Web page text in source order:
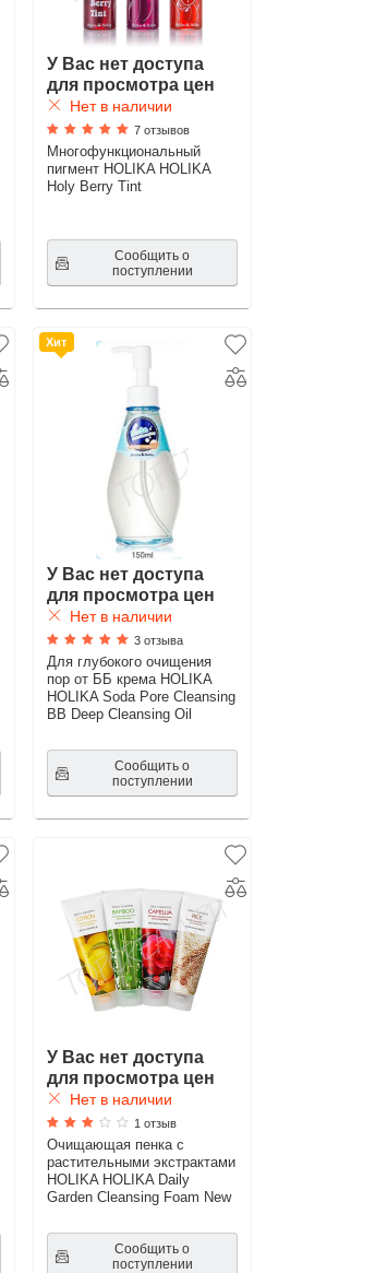
У Вас нет доступа
для просмотра цен
Нет в наличии
7 отзывов
Многофункциональный
пигмент HOLIKA HOLIKA
Holy Berry Tint
Сообщить о
поступлении
Хит
У Вас нет доступа
для просмотра цен
Нет в наличии
3 отзыва
Для глубокого очищения
пор от ББ крема HOLIKA
HOLIKA Soda Pore Cleansing
BB Deep Cleansing Oil
Сообщить о
поступлении
У Вас нет доступа
для просмотра цен
Нет в наличии
1 отзыв
Очищающая пенка с
растительными экстрактами
HOLIKA HOLIKA Daily
Garden Cleansing Foam New
Сообщить о
поступлении